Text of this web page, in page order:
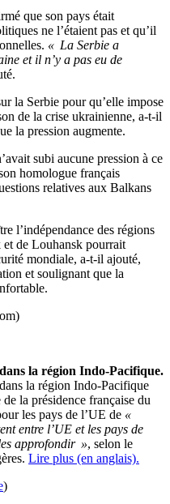
que son pays était
ne l’étaient pas et qu’il
« La Serbie a
et il n’y a pas eu de
la Serbie pour qu’elle impose
de la crise ukrainienne, a-t-il
la pression augmente.
subi aucune pression à ce
homologue français
relatives aux Balkans
l’indépendance des régions
et de Louhansk pourrait
mondiale, a-t-il ajouté,
et soulignant que la
la région Indo-Pacifique.
la région Indo-Pacifique
la présidence française du
les pays de l’UE de «
entre l’UE et les pays de
approfondir », selon le
Lire plus (en anglais).
)